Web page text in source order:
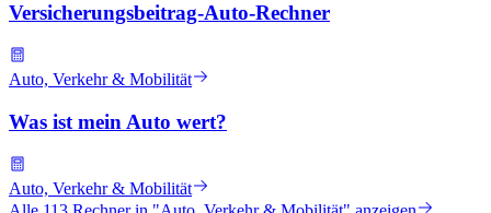
Versicherungsbeitrag-Auto-Rechner
Auto, Verkehr & Mobilität
Was ist mein Auto wert?
Auto, Verkehr & Mobilität